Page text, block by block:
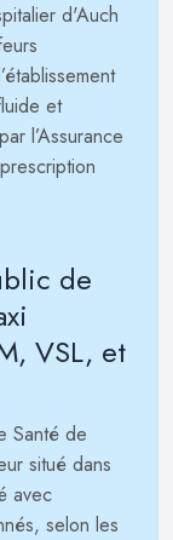
d'Auch
et
l’Assurance
de
VSL, et
Santé de
situé dans
avec
selon les